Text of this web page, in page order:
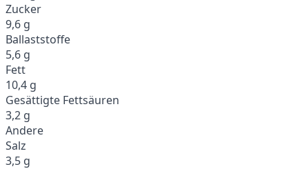
Zucker
9,6 g
Ballaststoffe
5,6 g
Fett
10,4 g
Gesättigte Fettsäuren
3,2 g
Andere
Salz
3,5 g